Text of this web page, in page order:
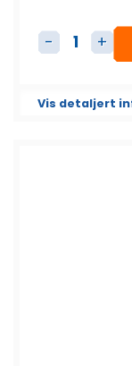
Fettnippel
Vis detaljert